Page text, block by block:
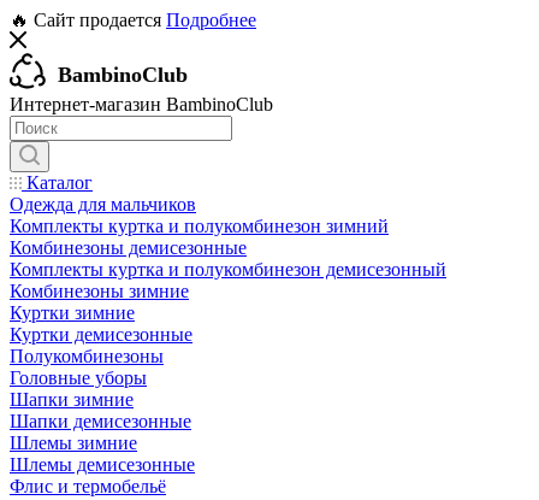
🔥 Сайт продается Подробнее
BambinoClub
Интернет-магазин BambinoClub
Каталог
Одежда для мальчиков
Комплекты куртка и полукомбинезон зимний
Комбинезоны демисезонные
Комплекты куртка и полукомбинезон демисезонный
Комбинезоны зимние
Куртки зимние
Куртки демисезонные
Полукомбинезоны
Головные уборы
Шапки зимние
Шапки демисезонные
Шлемы зимние
Шлемы демисезонные
Флис и термобельё